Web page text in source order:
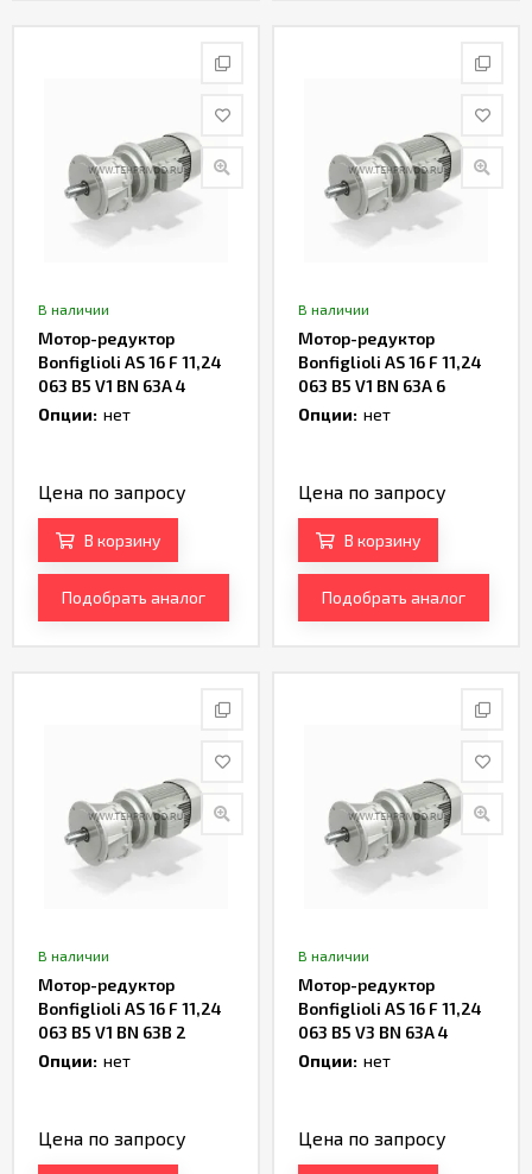
В наличии
Мотор-редуктор
Bonfiglioli AS 16 F 11,24
063 B5 V1 BN 63A 4
Артикул TH234704
Опции: нет
Цена по запросу
В корзину
Подобрать аналог
В наличии
Мотор-редуктор
Bonfiglioli AS 16 F 11,24
063 B5 V1 BN 63A 6
Артикул TH234188
Опции: нет
Цена по запросу
В корзину
Подобрать аналог
В наличии
Мотор-редуктор
Bonfiglioli AS 16 F 11,24
063 B5 V1 BN 63B 2
Артикул TH236360
Опции: нет
Цена по запросу
В наличии
Мотор-редуктор
Bonfiglioli AS 16 F 11,24
063 B5 V3 BN 63A 4
Артикул TH234705
Опции: нет
Цена по запросу